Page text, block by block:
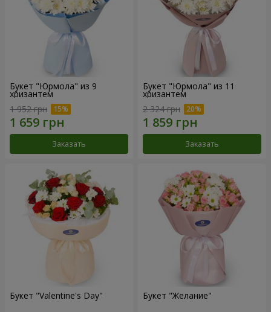
Букет "Юрмола" из 9
хризантем
1 952 грн
Заказать
Букет "Юрмола" из 11
хризантем
2 324 грн
Заказать
Букет "Valentine's Day" Букет "Желание"